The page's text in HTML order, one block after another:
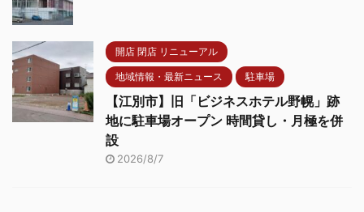
開店 閉店 リニューアル
地域情報・最新ニュース 駐車場
【江別市】旧「ビジネスホテル野幌」跡
地に駐車場オープン 時間貸し・月極を併
設
2026/8/7